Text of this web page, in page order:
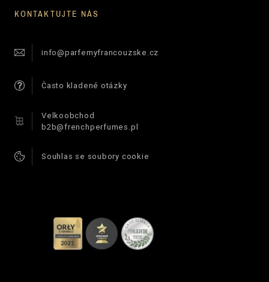
KONTAKTUJTE NÁS
info@parfemyfrancouzske.cz
Často kladené otázky
Velkoobchod
b2b@frenchperfumes.pl
Souhlas se soubory cookie